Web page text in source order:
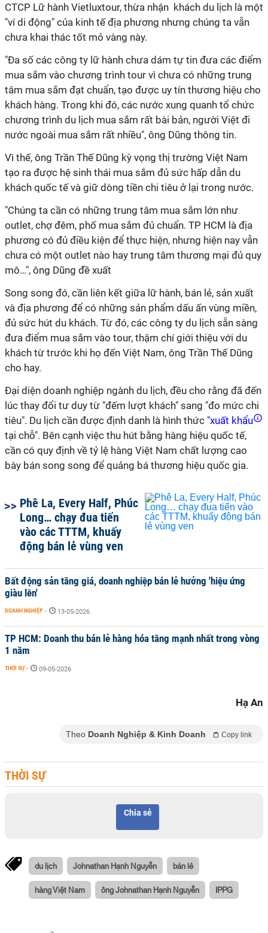
CTCP Lữ hành Vietluxtour, thừa nhận khách du lịch là một
"ví di động" của kinh tế địa phương nhưng chúng ta vẫn
chưa khai thác tốt mỏ vàng này.
"Đa số các công ty lữ hành chưa dám tự tin đưa các điểm
mua sắm vào chương trình tour vì chưa có những trung
tâm mua sắm đạt chuẩn, tạo được uy tín thương hiệu cho
khách hàng. Trong khi đó, các nước xung quanh tổ chức
chương trình du lịch mua sắm rất bài bản, người Việt đi
nước ngoài mua sắm rất nhiều", ông Dũng thông tin.
Vì thế, ông Trần Thế Dũng kỳ vọng thị trường Việt Nam
tạo ra được hệ sinh thái mua sắm đủ sức hấp dẫn du
khách quốc tế và giữ dòng tiền chi tiêu ở lại trong nước.
"Chúng ta cần có những trung tâm mua sắm lớn như
outlet, chợ đêm, phố mua sắm đủ chuẩn. TP HCM là địa
phương có đủ điều kiện để thực hiện, nhưng hiện nay vẫn
chưa có một outlet nào hay trung tâm thương mại đủ quy
mô…", ông Dũng đề xuất
Song song đó, cần liên kết giữa lữ hành, bán lẻ, sản xuất
và địa phương để có những sản phẩm dấu ấn vùng miền,
đủ sức hút du khách. Từ đó, các công ty du lịch sẵn sàng
đưa điểm mua sắm vào tour, thậm chí giới thiệu với du
khách từ trước khi họ đến Việt Nam, ông Trần Thế Dũng
cho hay.
Đại diện doanh nghiệp ngành du lịch, đều cho rằng đã đến
lúc thay đổi tư duy từ "đếm lượt khách" sang "đo mức chi
tiêu". Du lịch cần được định danh là hình thức "xuất khẩu
tại chỗ". Bên cạnh việc thu hút bằng hàng hiệu quốc tế,
cần có quy định về tỷ lệ hàng Việt Nam chất lượng cao
bày bán song song để quảng bá thương hiệu quốc gia.
Phê La, Every Half, Phúc
Long… chạy đua tiến
vào các TTTM, khuấy
động bán lẻ vùng ven
Bất động sản tăng giá, doanh nghiệp bán lẻ hưởng 'hiệu ứng
giàu lên'
DOANH NGHIỆP - 13-05-2026
TP HCM: Doanh thu bán lẻ hàng hóa tăng mạnh nhất trong vòng
1 năm
THỜI SỰ - 09-05-2026
Hạ An
Theo Doanh Nghiệp & Kinh Doanh Copy link
THỜI SỰ
Chia sẻ
du lịch Johnathan Hạnh Nguyễn bán lẻ
hàng Việt Nam ông Johnathan Hạnh Nguyễn IPPG